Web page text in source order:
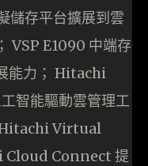
儲存平台擴展到雲
VSP E1090 中端存
能力； Hitachi
智能驅動雲管理工
Hitachi Virtual
Connect 提